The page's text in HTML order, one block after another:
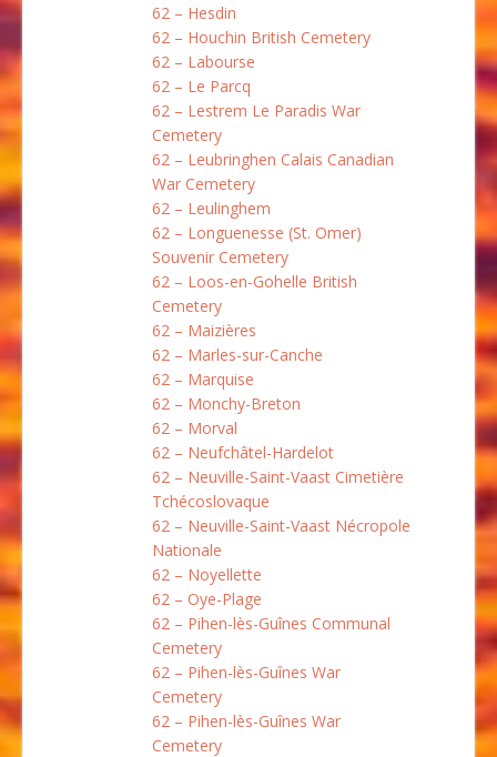
62 – Hesdin
62 – Houchin British Cemetery
62 – Labourse
62 – Le Parcq
62 – Lestrem Le Paradis War
Cemetery
62 – Leubringhen Calais Canadian
War Cemetery
62 – Leulinghem
62 – Longuenesse (St. Omer)
Souvenir Cemetery
62 – Loos-en-Gohelle British
Cemetery
62 – Maizières
62 – Marles-sur-Canche
62 – Marquise
62 – Monchy-Breton
62 – Morval
62 – Neufchâtel-Hardelot
62 – Neuville-Saint-Vaast Cimetière
Tchécoslovaque
62 – Neuville-Saint-Vaast Nécropole
Nationale
62 – Noyellette
62 – Oye-Plage
62 – Pihen-lès-Guînes Communal
Cemetery
62 – Pihen-lès-Guînes War
Cemetery
62 – Pihen-lès-Guînes War
Cemetery